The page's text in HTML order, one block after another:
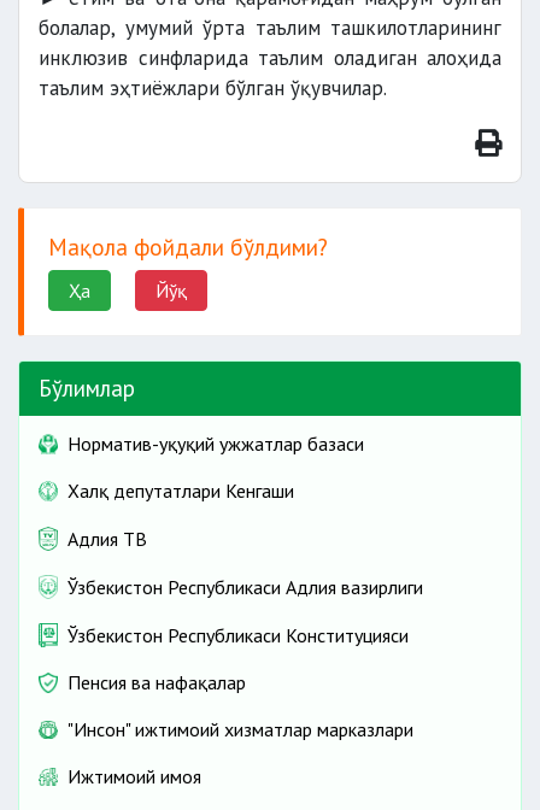
болалар, умумий ўрта таълим ташкилотларининг
инклюзив синфларида таълим оладиган алоҳида
таълим эҳтиёжлари бўлган ўқувчилар.
Мақола фойдали бўлдими?
Ҳа Йўқ
Бўлимлар
Норматив-ҳуқуқий ҳужжатлар базаси
Халқ депутатлари Кенгаши
Адлия ТВ
Ўзбекистон Республикаси Адлия вазирлиги
Ўзбекистон Республикаси Конституцияси
Пенсия ва нафақалар
"Инсон" ижтимоий хизматлар марказлари
Ижтимоий ҳимоя